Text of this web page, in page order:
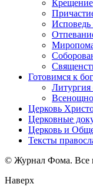
Крещение
Исповедь
Готовимся к
Литургия
Церковь
Церковные
Церковь и
Тексты
© Журнал Фома. Все
Наверх